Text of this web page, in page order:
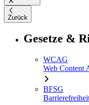
Zurück
Gesetze &
WCAG
Web Content
BFSG